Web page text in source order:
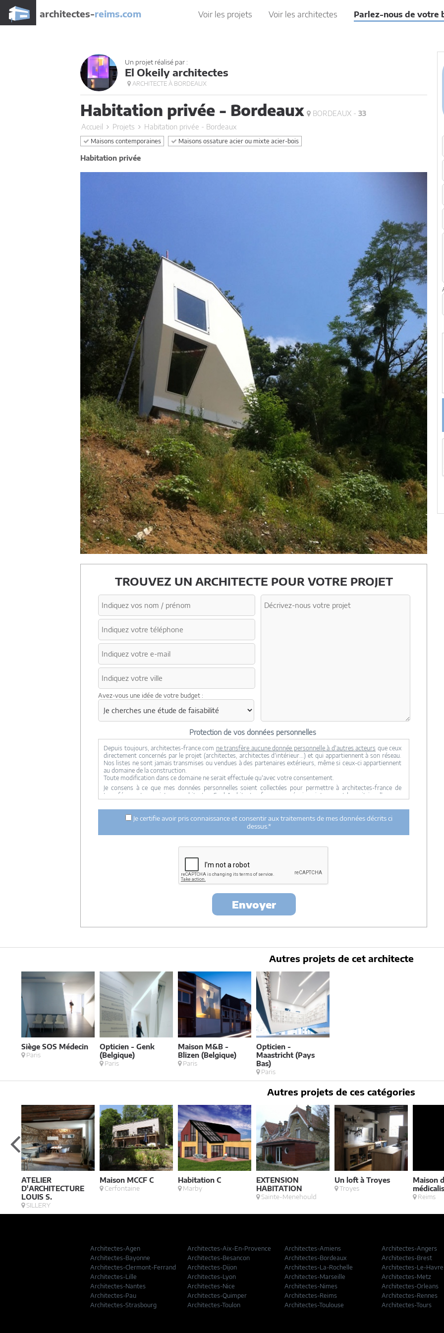
architectes-reims.com Voir les projets Voir les architectes Parlez-nous de votre
Un projet réalisé par :
El Okeily architectes
ARCHITECTE À BORDEAUX
Habitation privée - Bordeaux BORDEAUX - 33
Accueil
Projets Habitation privée - Bordeaux
Maisons contemporaines Maisons ossature acier ou mixte acier-bois
Habitation privée
TROUVEZ UN ARCHITECTE POUR VOTRE PROJET
Avez-vous une idée de votre budget :
Protection de vos données personnelles
Depuis toujours, architectes-france.com ne transfère aucune donnée personnelle à d'autres acteurs que ceux
directement concernés par le projet (architectes, architectes d'intérieur...) et qui appartiennent à son réseau.
Nos listes ne sont jamais transmises ou vendues à des partenaires extérieurs, même si ceux-ci appartiennent
au domaine de la construction.
Toute modification dans ce domaine ne serait effectuée qu'avec votre consentement.
Je consens à ce que mes données personnelles soient collectées pour permettre à architectes-france de
transférer votre projet aux architectes. Seul Architectes-france, ses équipes internes et la maitrise d'oeuvre
ci dessus n'est réalisée.
Mes données téléphoniques seront uniquement utilisées par Architectes-france.com et les architectes de
notre réseau dans le cadre de la qualification et du suivi de mon projet.
Les données sont conservées pendant une durée de 18 mois courant à partir des derniers contacts effectifs
entre architectes-france et vous ou architectes-france et un membre de la maitrise d'oeuvre en rapport avec
loi « informatique et libertés », vous pouvez exercer votre droit d'accès aux données vous
concernant et les faire rectifier en contactant : Architectes-france, 23 avenue du Mirail - parc du Mirail - 33370
Artigues-près Bordeaux. Tél. 05.47.74.51.01 -contact@architectes-france.com
Je certifie avoir pris connaissance et consentir aux traitements de mes données décrits ci
dessus.*
Envoyer
Autres projets de cet architecte
Siège SOS Médecin
Paris
Opticien - Genk
(Belgique)
Paris
Maison M&B -
Blizen (Belgique)
Paris
Opticien -
Maastricht (Pays
Bas)
Paris
Autres projets de ces catégories
ATELIER
D'ARCHITECTURE
LOUIS S.
SILLERY
Maison MCCF C
Cerfontaine
Habitation C
Marby
EXTENSION
HABITATION
Sainte-Menehould
Un loft à Troyes
Troyes
Maison
Reims
Architectes-Agen Architectes-Aix-En-Provence Architectes-Amiens Architectes-Angers
Architectes-Bayonne
Architectes-Besancon Architectes-Bordeaux Architectes-Brest
Architectes-Clermont-Ferrand
Architectes-Dijon Architectes-La-Rochelle Architectes-Le-Havre
Architectes-Lille
Architectes-Lyon Architectes-Marseille Architectes-Metz
Architectes-Nantes
Architectes-Nice Architectes-Nimes Architectes-Orleans
Architectes-Pau
Architectes-Quimper Architectes-Reims Architectes-Rennes
Architectes-Strasbourg
Architectes-Toulon Architectes-Toulouse Architectes-Tours